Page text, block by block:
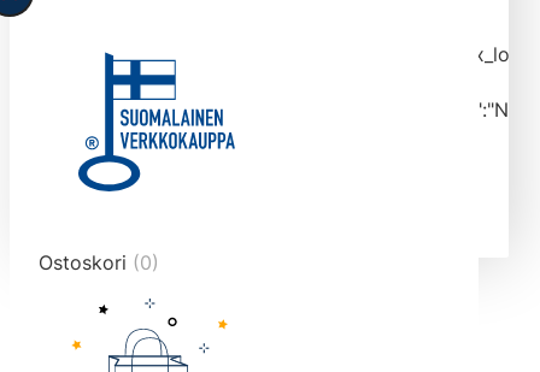
tmlmvi","meta_query":
data-original-query-vars="[]" data-page="1"
data-max-pages="4513" data-start="1" data-
end="10">
Ostoskori (0)